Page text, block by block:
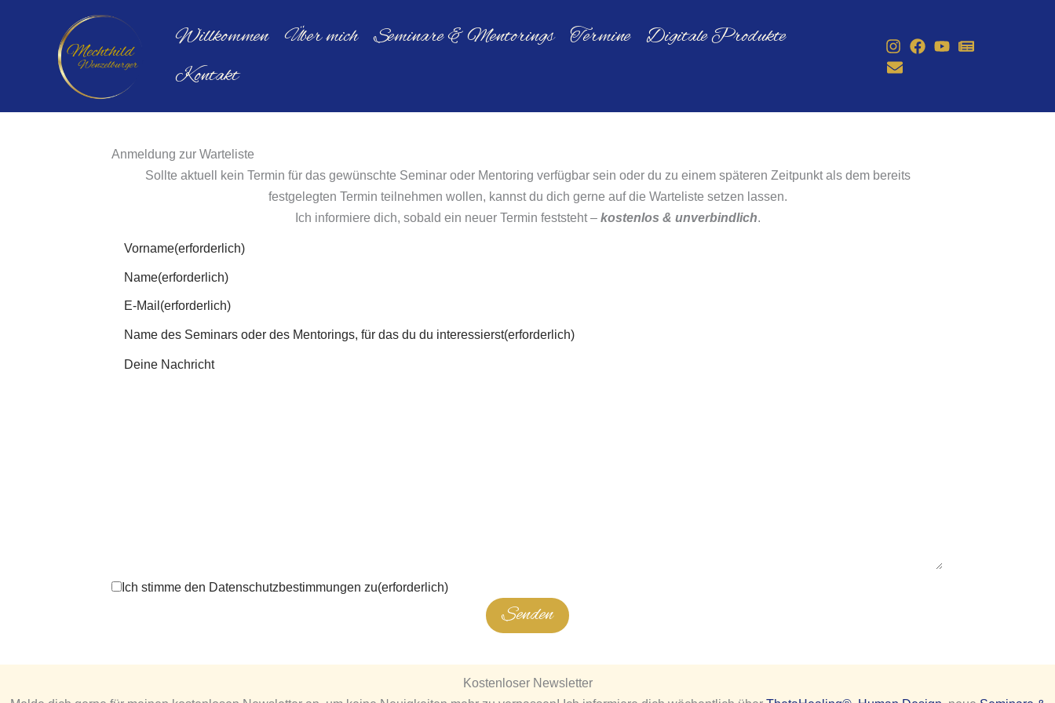
Willkommen Über mich Seminare & Mentorings Termine
Digitale Produkte
Kontakt
Anmeldung zur Warteliste
Sollte aktuell kein Termin für das gewünschte Seminar oder Mentoring verfügbar sein oder du zu einem späteren Zeitpunkt als dem bereits
festgelegten Termin teilnehmen wollen, kannst du dich gerne auf die Warteliste setzen lassen.
Ich informiere dich, sobald ein neuer Termin feststeht – kostenlos & unverbindlich.
Vorname(erforderlich)
Name(erforderlich)
E-Mail (erforderlich)
Name des Seminars oder des Mentorings, für das du du interessierst(erforderlich)
Deine Nachricht
Ich stimme den Datenschutzbestimmungen zu(erforderlich)
Senden
Kostenloser Newsletter